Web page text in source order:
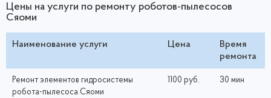
Цены на услуги по ремонту роботов-пылесосов
Сяоми
Наименование услуги Цена
Время
ремонта
Ремонт элементов гидросистемы
робота-пылесоса Сяоми
1100 руб. 30 мин